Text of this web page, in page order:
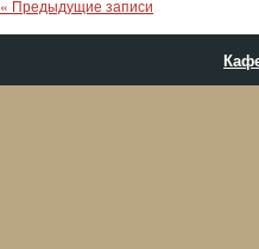
« Предыдущие записи